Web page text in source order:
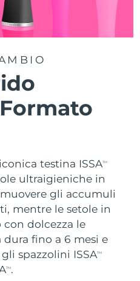
testina ISSATM
ultraigieniche in
gli accumuli
mentre le setole in
con dolcezza le
fino a 6 mesi e
spazzolini ISSATM
TM.